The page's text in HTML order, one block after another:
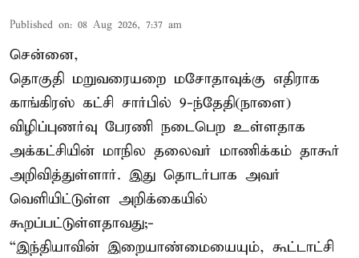
Published on: 08 Aug 2026, 7:37 am
சென்னை,
தொகுதி மறுவரையறை மசோதாவுக்கு எதிராக
காங்கிரஸ் கட்சி சார்பில் 9-ந்தேதி(நாளை)
விழிப்புணர்வு பேரணி நடைபெற உள்ளதாக
அக்கட்சியின் மாநில தலைவர் மாணிக்கம் தாகூர்
அறிவித்துள்ளார். இது தொடர்பாக அவர்
வெளியிட்டுள்ள அறிக்கையில்
கூறப்பட்டுள்ளதாவது;-
“இந்தியாவின் இறையாண்மையையும், கூட்டாட்சி